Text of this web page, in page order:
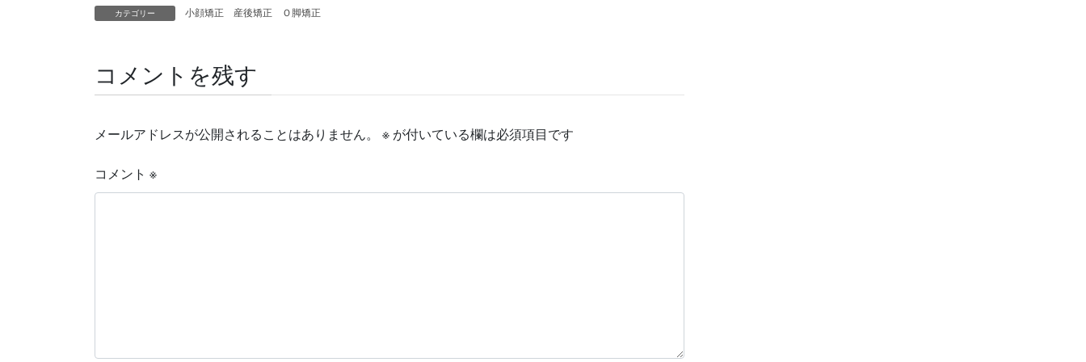
カテゴリー 小顔矯正 産後矯正 Ｏ脚矯正
コメントを残す
メールアドレスが公開されることはありません。 ※ が付いている欄は必須項目です
コメント ※